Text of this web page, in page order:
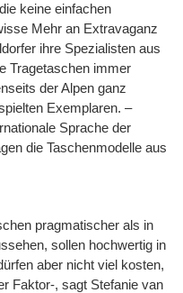
keine einfachen
Mehr an Extravaganz
ihre Spezialisten aus
Tragetaschen immer
der Alpen ganz
Exemplaren. –
Sprache der
die Taschenmodelle aus
pragmatischer als in
sollen hochwertig in
aber nicht viel kosten,
Faktor-, sagt Stefanie van